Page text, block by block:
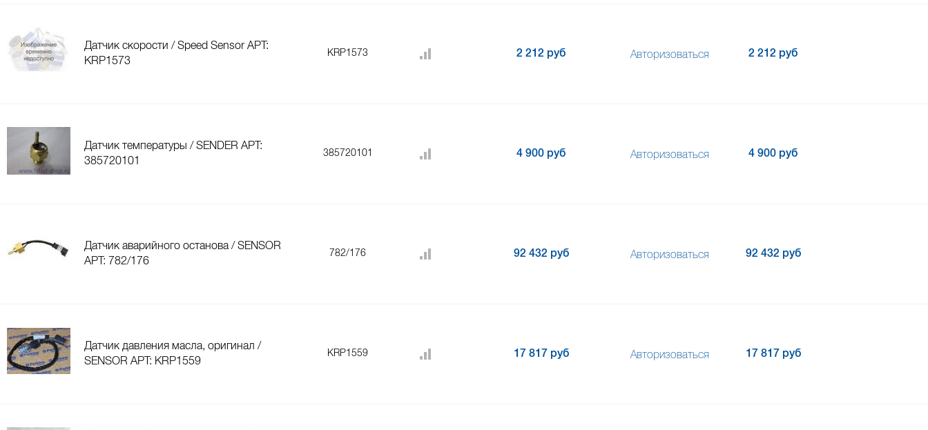
Датчик скорости / Speed Sensor АРТ:
KRP1573
KRP1573 2 212 руб Авторизоваться 2 212 руб
Датчик температуры / SENDER АРТ:
385720101
385720101 4 900 руб Авторизоваться 4 900 руб
Датчик аварийного останова / SENSOR
АРТ: 782/176
782/176 92 432 руб Авторизоваться 92 432 руб
Датчик давления масла, оригинал /
SENSOR АРТ: KRP1559
KRP1559 17 817 руб Авторизоваться 17 817 руб